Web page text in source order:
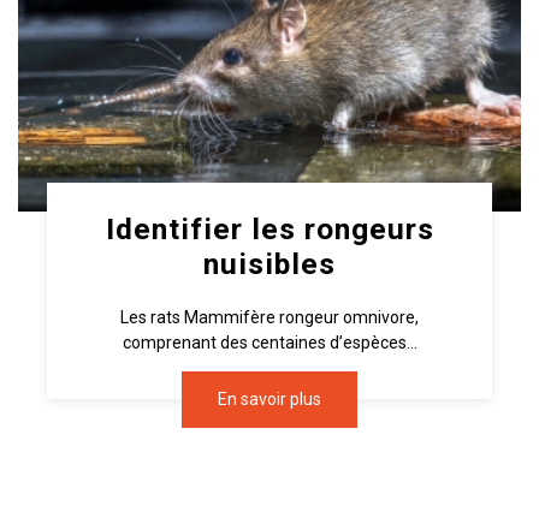
Identifier les rongeurs
nuisibles
Les rats Mammifère rongeur omnivore,
comprenant des centaines d’espèces...
En savoir plus